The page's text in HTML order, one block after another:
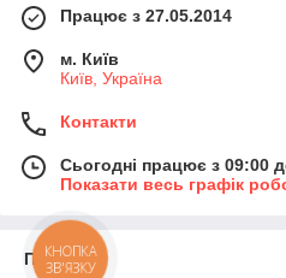
Працює з 27.05.2014
м. Київ
Київ, Україна
Контакти
Сьогодні працює з 09:00
Показати весь графік
Про нас
КНОПКА
ЗВ'ЯЗКУ